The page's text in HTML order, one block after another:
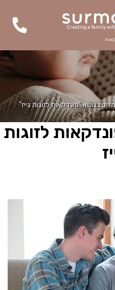
Creating a family
בנושא "פונדקאות לזוגות גייז"
לזוגות